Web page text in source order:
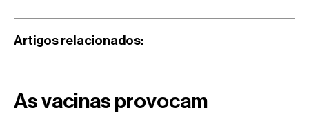
Artigos relacionados:
As vacinas provocam